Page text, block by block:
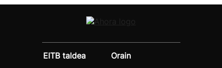
EITB taldea
Orain